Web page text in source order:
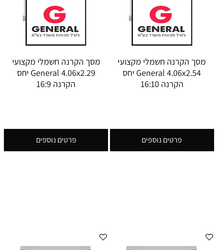
מסך הקרנה חשמלי מקצועי
General 4.06x2.54 יחס
הקרנה 16:10
פרטים נוספים
מסך הקרנה חשמלי מקצועי
General 4.06x2.29 יחס
הקרנה 16:9
פרטים נוספים